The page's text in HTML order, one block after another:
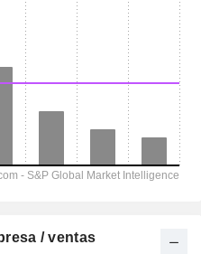
/ ventas